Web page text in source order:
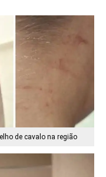
de cavalo na região